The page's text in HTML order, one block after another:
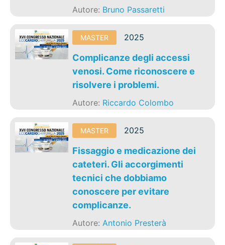
Autore: Bruno Passaretti
MASTER 2025
Complicanze degli accessi
venosi. Come riconoscere e
risolvere i problemi.
Autore: Riccardo Colombo
MASTER 2025
Fissaggio e medicazione dei
cateteri. Gli accorgimenti
tecnici che dobbiamo
conoscere per evitare
complicanze.
Autore:Antonio Presterà